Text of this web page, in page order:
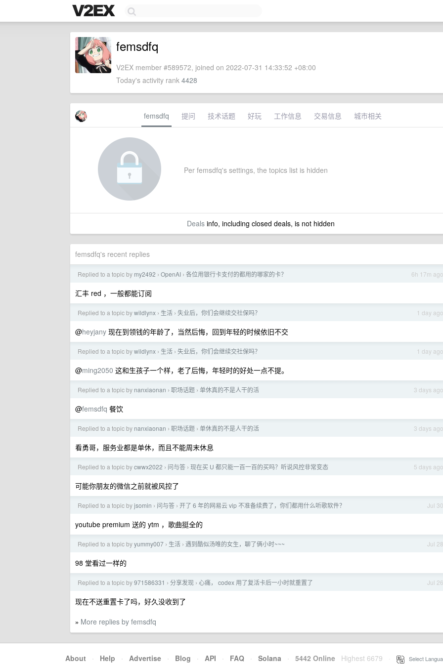
femsdfq
V2EX member #589572, joined on 2022-07-31 14:33:52 +08:00
Today's activity rank 4428
femsdfq 提问 技术话题 好玩 工作信息 交易信息 城市相关
Per femsdfq's settings, the topics list is hidden
Dealsinfo, including closed deals, is not hidden
femsdfq's recent replies
6h 17m ago
Replied to a topic by my2492 › OpenAI › 各位用银行卡支付的都用的哪家的卡？
汇丰 red ，一般都能订阅
1 day ago
Replied to a topic bywildlynx › 生活 › 失业后，你们会继续交社保吗？
@heyjany 现在到领钱的年龄了，当然后悔，回到年轻的时候依旧不交
1 day ago
Replied to a topic bywildlynx › 生活 › 失业后，你们会继续交社保吗？
@ming2050 这和生孩子一个样，老了后悔，年轻时的好处一点不提。
3 days ago
Replied to a topic by nanxiaonan › 职场话题 › 单休真的不是人干的活
@femsdfq 餐饮
3 days ago
Replied to a topic by nanxiaonan › 职场话题 › 单休真的不是人干的活
看勇哥，服务业都是单休，而且不能周末休息
5 days ago
Replied to a topic bycwwx2022 › 问与答 › 现在买 U 都只能一百一百的买吗？听说风控非常变态
可能你朋友的微信之前就被风控了
Jul 30
Replied to a topic byjsomin › 问与答 › 开了 6 年的网易云 vip 不准备续费了，你们都用什么听歌软件？
youtube premium 送的 ytm ，歌曲挺全的
Jul 28
Replied to a topic byyummy007 › 生活 › 遇到酷似汤唯的女生，聊了俩小时~~~
98 堂看过一样的
Jul 26
Replied to a topic by971586331 › 分享发现 › 心痛， codex 用了复活卡后一小时就重置了
现在不送重置卡了吗，好久没收到了
» More replies by femsdfq
About · Help · Advertise · Blog · API · FAQ · Solana · 5442 Online Highest 6679 Select